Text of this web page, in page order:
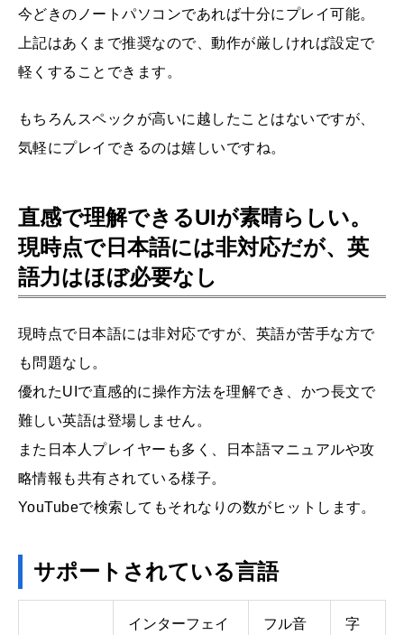
今どきのノートパソコンであれば十分にプレイ可能。
上記はあくまで推奨なので、動作が厳しければ設定で
軽くすることできます。
もちろんスペックが高いに越したことはないですが、
気軽にプレイできるのは嬉しいですね。
直感で理解できるUIが素晴らしい。
現時点で日本語には非対応だが、英
語力はほぼ必要なし
現時点で日本語には非対応ですが、英語が苦手な方で
も問題なし。
優れたUIで直感的に操作方法を理解でき、かつ長文で
難しい英語は登場しません。
また日本人プレイヤーも多く、日本語マニュアルや攻
略情報も共有されている様子。
YouTubeで検索してもそれなりの数がヒットします。
サポートされている言語
インターフェイ フル音 字